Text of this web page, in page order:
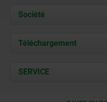
Société
À propos de nous
Contact
Téléchargement
Documents
SERVICE